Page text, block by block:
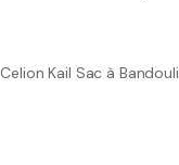
Celion Kail Sac à